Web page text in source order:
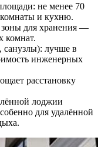
не менее 70
и кухню.
зоны для хранения —
комнат.
санузлы): лучше в
инженерных
расстановку
лоджии
для удалённой